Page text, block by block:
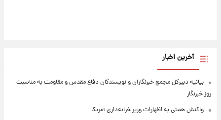
آخرین اخبار
بیانیه دبیرکل مجمع خبرنگاران و نویسندگان دفاع مقدس و مقاومت به مناسبت
روز خبرنگار
واکنش همتی به اظهارات وزیر خزانه‌داری آمریکا